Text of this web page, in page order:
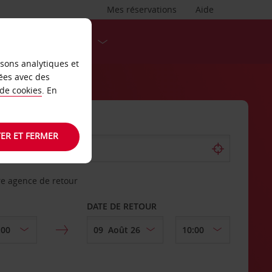
Aide
Mes réservations
agence de retour
DATE DE RETOUR
analytiques et
avec des
cookies. En
ET FERMER